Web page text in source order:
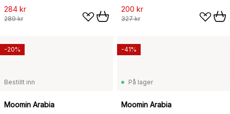
284 kr
289 kr
200 kr
327 kr
Bestillt inn
Moomin Arabia
-20%
På lager
Moomin Arabia
-41%